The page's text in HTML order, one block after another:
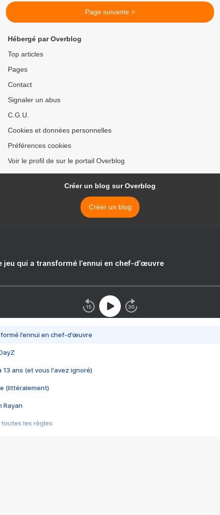
Page suivante >
Hébergé par Overblog
Top articles
Pages
Contact
Signaler un abus
C.G.U.
Cookies et données personnelles
Préférences cookies
Voir le profil de sur le portail Overblog
Créer un blog sur Overblog
Créer un blog
jeu qui a transformé l’ennui en chef-d’œuvre
l’ennui en chef-d’œuvre
13 ans (et vous l'avez ignoré)
(littéralement)
Rayan
toutes les règles